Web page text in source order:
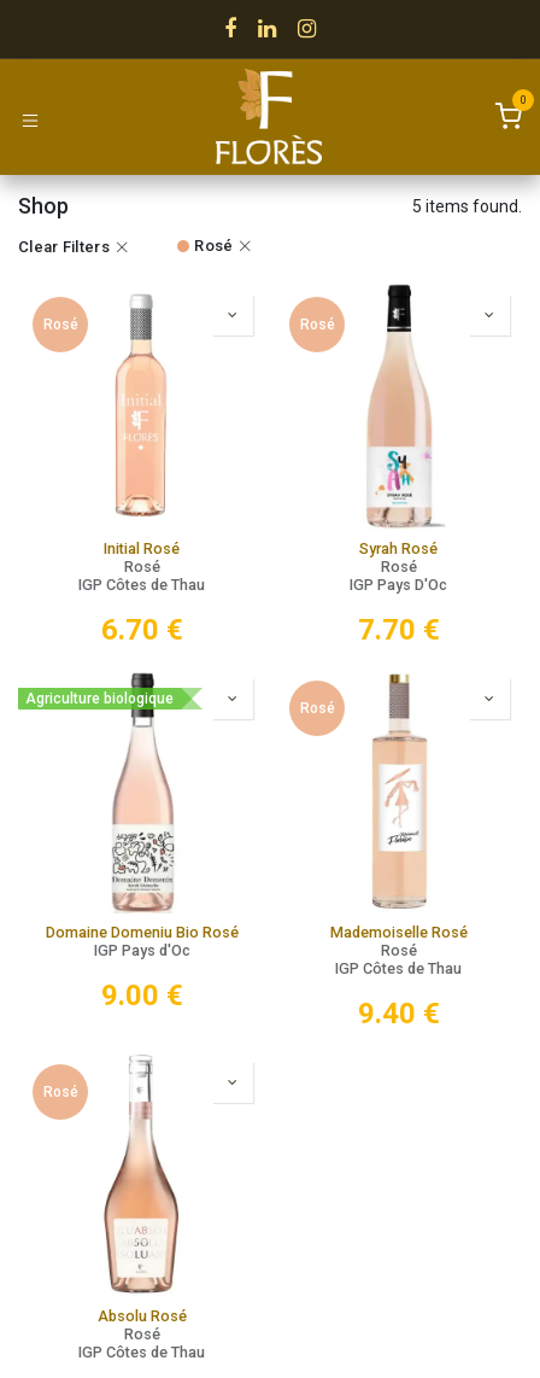
0
Shop 5 items found.
Clear Filters Rosé
Rosé
Initial Rosé
Rosé
IGP Côtes de Thau
6.70 €
Rosé
Syrah Rosé
Rosé
IGP Pays D'Oc
7.70 €
Agriculture biologique
Domaine Domeniu Bio Rosé
IGP Pays d'Oc
9.00 €
Rosé
Mademoiselle Rosé
Rosé
IGP Côtes de Thau
9.40 €
Rosé
Absolu Rosé
Rosé
IGP Côtes de Thau